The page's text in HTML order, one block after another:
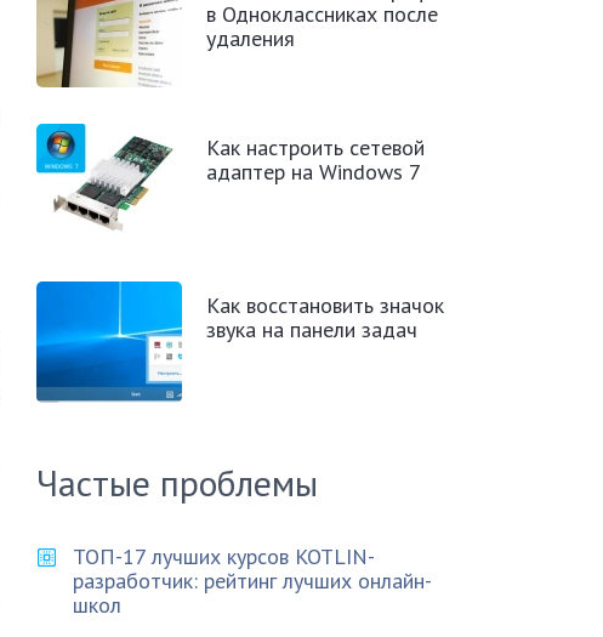
в Одноклассниках после
удаления
Как настроить сетевой
адаптер на Windows 7
Как восстановить значок
звука на панели задач
Частые проблемы
ТОП-17 лучших курсов KOTLIN-
разработчик: рейтинг лучших онлайн-
школ